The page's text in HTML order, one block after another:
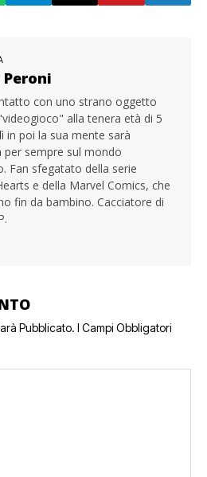
con uno strano oggetto
alla tenera età di 5
in poi la sua mente sarà
per sempre sul mondo
Fan sfegatato della serie
e della Marvel Comics, che
fin da bambino. Cacciatore di
Pubblicato. I Campi Obbligatori